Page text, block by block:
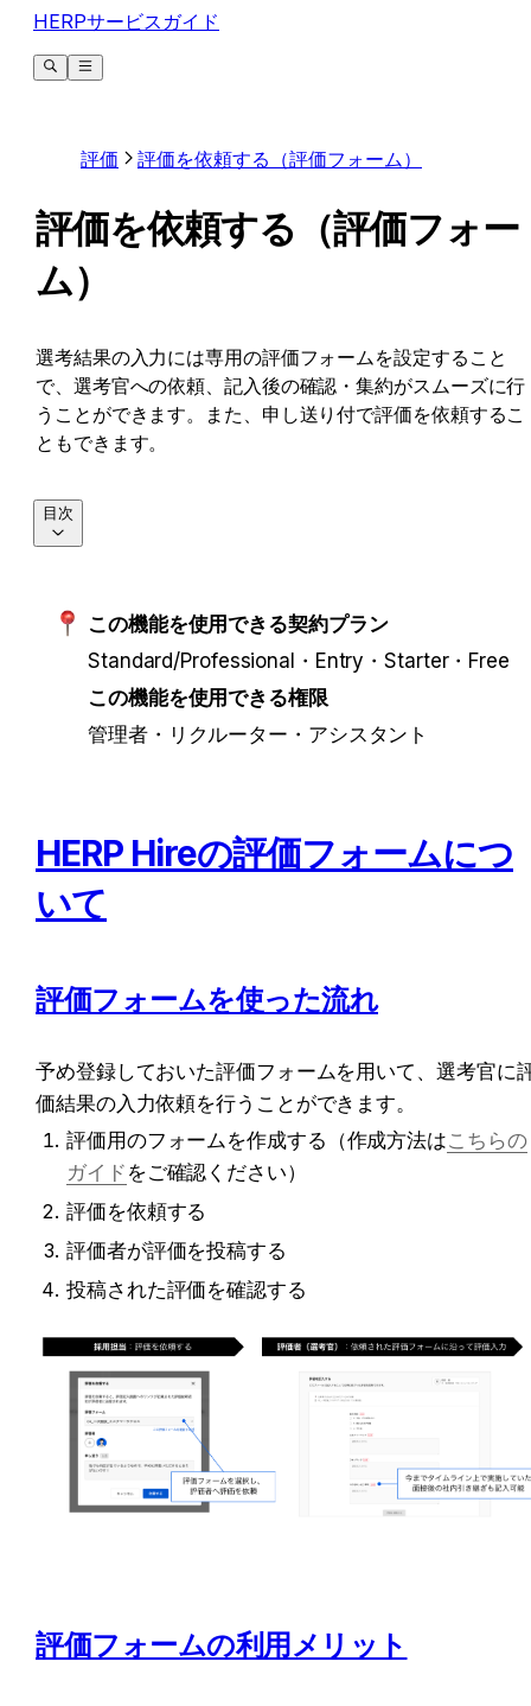
HERPサービスガイド
評価 評価を依頼する（評価フォーム）
評価を依頼する（評価フォー
ム）
選考結果の入力には専用の評価フォームを設定すること
で、選考官への依頼、記入後の確認・集約がスムーズに行
うことができます。また、申し送り付で評価を依頼するこ
ともできます。
この機能を使用できる契約プラン
Standard/Professional・Entry・Starter・Free
この機能を使用できる権限
管理者・リクルーター・アシスタント
HERP Hireの評価フォームにつ
いて
評価フォームを使った流れ
予め登録しておいた評価フォームを用いて、選考官に
価結果の入力依頼を行うことができます。
評価用のフォームを作成する（作成方法はこちらの
ガイド をご確認ください）
評価を依頼する
評価者が評価を投稿する
投稿された評価を確認する
評価フォームの利用メリット
目次